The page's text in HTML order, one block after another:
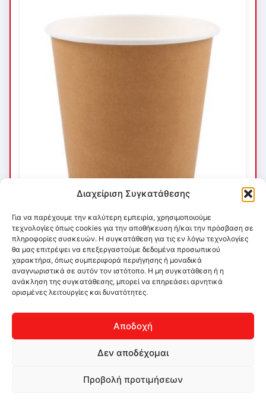
Διαχείριση Συγκατάθεσης
Για να παρέχουμε την καλύτερη εμπειρία, χρησιμοποιούμε
τεχνολογίες όπως cookies για την αποθήκευση ή/και την πρόσβαση σε
πληροφορίες συσκευών. Η συγκατάθεση για τις εν λόγω τεχνολογίες
θα μας επιτρέψει να επεξεργαστούμε δεδομένα προσωπικού
χαρακτήρα, όπως συμπεριφορά περιήγησης ή μοναδικά
αναγνωριστικά σε αυτόν τον ιστότοπο. Η μη συγκατάθεση ή η
ανάκληση της συγκατάθεσης, μπορεί να επηρεάσει αρνητικά
ορισμένες λειτουργίες και δυνατότητες.
Αποδοχή
Δεν αποδέχομαι
Προβολή προτιμήσεων